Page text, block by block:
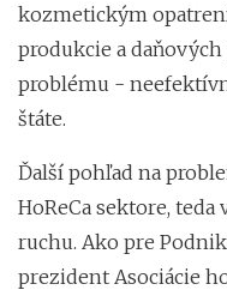
kozmetickým
produkcie a
problému -
štáte.
Ďalší pohľad na
HoReCa sektore,
ruchu. Ako pre
prezident Asociácie